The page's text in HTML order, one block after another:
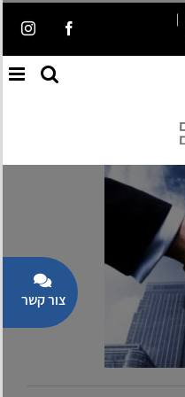
|
Facebook